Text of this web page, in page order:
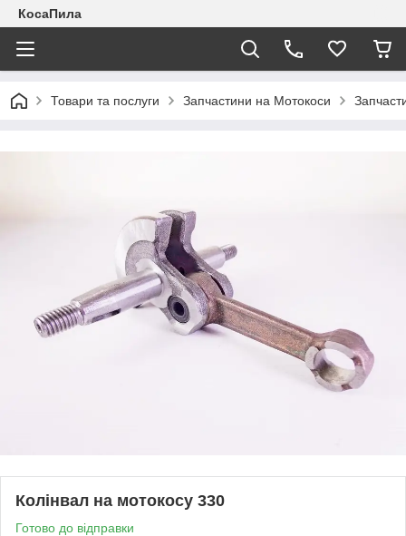
КосаПила
Товари та послуги Запчастини на Мотокоси
Колінвал на мотокосу 330
Готово до відправки